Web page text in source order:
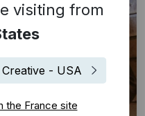
visiting from
- USA
the France site